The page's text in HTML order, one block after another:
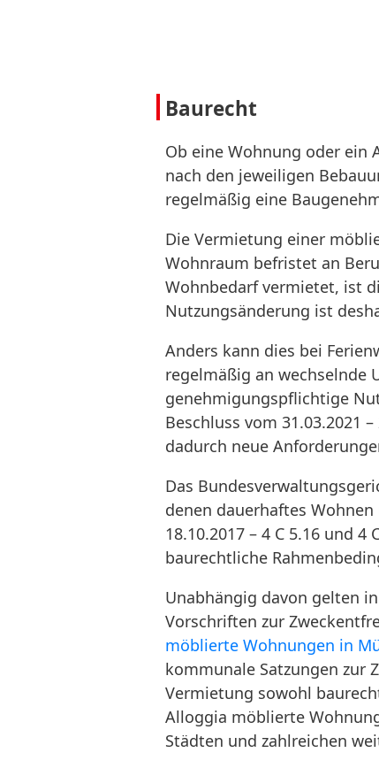
Baurecht
Ob eine Wohnung oder ein
nach den jeweiligen
regelmäßig eine
Die Vermietung einer
Wohnraum befristet an
Wohnbedarf vermietet, ist
Nutzungsänderung ist
Anders kann dies bei
regelmäßig an wechselnde
genehmigungspflichtige
Beschluss vom 31.03.2021
dadurch neue
Das
denen dauerhaftes
18.10.2017 – 4 C 5.16 und
baurechtliche
Unabhängig davon gelten
Vorschriften zur
möblierte Wohnungen in
kommunale Satzungen zur
Vermietung sowohl
Alloggia möblierte
Städten und zahlreichen